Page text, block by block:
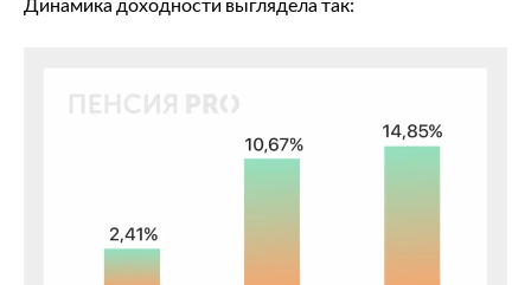
Динамика доходности выглядела так: